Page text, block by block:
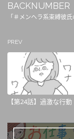
BACKNUMBER
「＃メンヘラ系束縛彼
PREV
【第24話】過激な行動